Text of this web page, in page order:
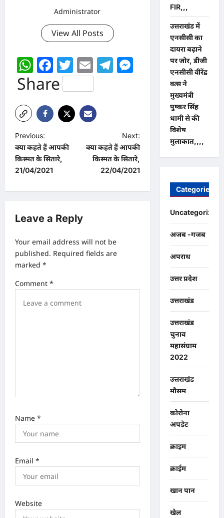
Administrator
View All Posts
WhatsApp
Facebook
Twitter
EmailTelegram
Messenger
Share
P
o
s
a
i
g
t
Previous:
क्या कहते हैं आपकी
किस्मत के सितारे,
21/04/2021
Next:
क्या कहते हैं आपकी
किस्मत के सितारे,
22/04/2021
Leave a Reply
Your email address will not be
published. Required fields are
marked *
Comment *
Name *
Email *
Website
FIR,,,
उत्तराखंड में
एनसीसी का
दायरा बढ़ाने
पर जोर, डीजी
एनसीसी वीरेंद्र
वत्स ने
मुख्यमंत्री
पुष्कर सिंह
धामी से की
विशेष
मुलाकात,,,,
Categories
Uncategorized
अजब -गजब
अपराध
उत्तर प्रदेश
उत्तराखंड
उत्तराखंड
चुनाव
महासंग्राम
2022
उत्तराखंड
मौसम
कोरोना
अपडेट
क्राइम
क्राईम
खान पान
खेल